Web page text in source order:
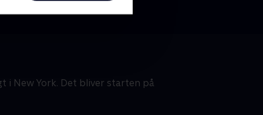
i New York. Det bliver starten på